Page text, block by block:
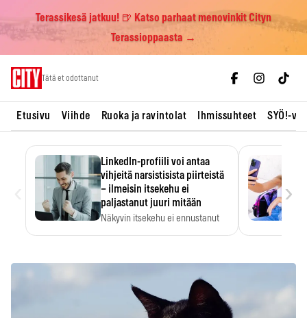
Terassikesä jatkuu! 🍺 Katso parhaat menovinkit Cityn
Terassioppaasta →
Tätä et odottanut
Etusivu Viihde Ruoka ja ravintolat Ihmissuhteet SYÖ!-
LinkedIn-profiili voi antaa
vihjeitä narsistisista piirteistä
– ilmeisin itsekehu ei
paljastanut juuri mitään
Näkyvin itsekehu ei ennustanut
›